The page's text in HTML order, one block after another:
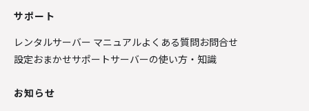
サポート
レンタルサーバー マニュアルよくある質問お問合せ
設定おまかせサポートサーバーの使い方・知識
お知らせ